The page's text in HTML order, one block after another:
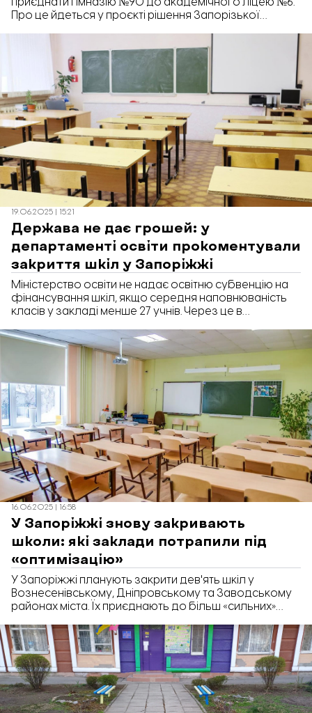
приєднати гімназію №90 до академічного ліцею №6.
Про це йдеться у проєкті рішення Запорізької
19.06.2025 | 15:21
Держава не дає грошей: у
департаменті освіти прокоментували
закриття шкіл у Запоріжжі
Міністерство освіти не надає освітню субвенцію на
фінансування шкіл, якщо середня наповнюваність
класів у закладі менше 27 учнів. Через це в
повідомив виконувач обов’язків директора
департаменту освіти і науки Запорізької міськради
Віталій Лисенко під час засідання постійної
депутатської комісії з питань економічного розвитку.
16.06.2025 | 16:58
У Запоріжжі знову закривають
школи: які заклади потрапили під
«оптимізацію»
У Запоріжжі планують закрити дев'ять шкіл у
Вознесенівському, Дніпровському та Заводському
районах міста. Їх приєднають до більш «сильних»
Про це йдеться у проєктах рішення.